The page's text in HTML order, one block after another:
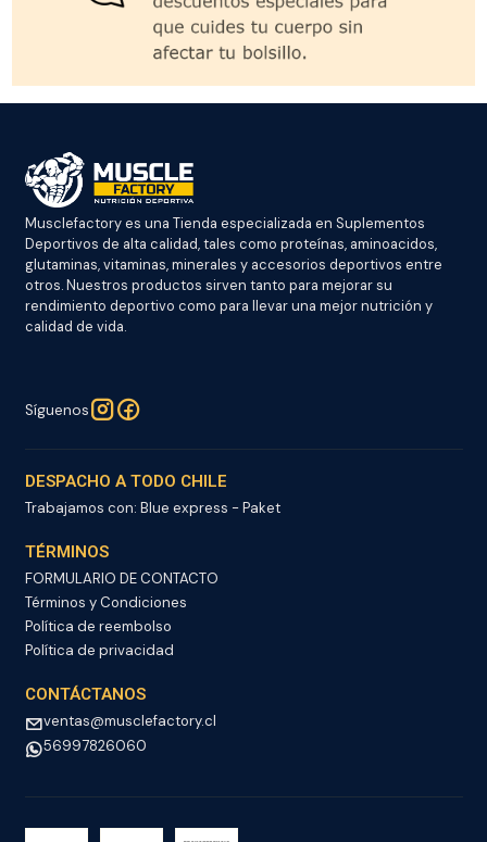
Musclefactory es una Tienda especializada en Suplementos
Deportivos de alta calidad, tales como proteínas, aminoacidos,
glutaminas, vitaminas, minerales y accesorios deportivos entre
otros. Nuestros productos sirven tanto para mejorar su
rendimiento deportivo como para llevar una mejor nutrición y
calidad de vida.
Síguenos
DESPACHO A TODO CHILE
Trabajamos con: Blue express - Paket
TÉRMINOS
FORMULARIO DE CONTACTO
Términos y Condiciones
Política de reembolso
Política de privacidad
CONTÁCTANOS
ventas@musclefactory.cl
56997826060